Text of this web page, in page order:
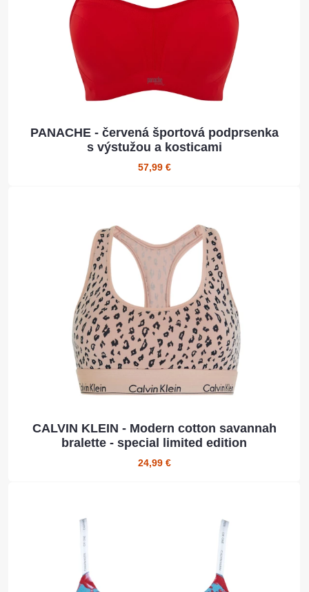
PANACHE - červená športová podprsenka
s výstužou a kosticami
57,99 €
CALVIN KLEIN - Modern cotton savannah
bralette - special limited edition
24,99 €